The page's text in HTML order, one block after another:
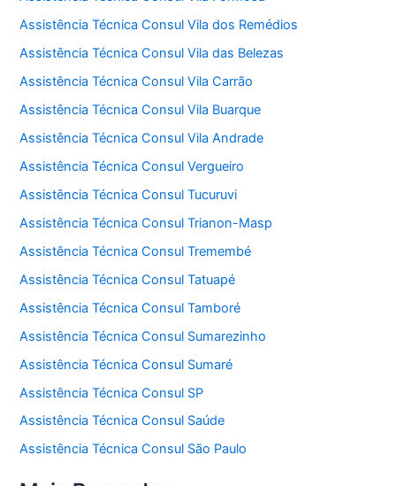
Assistência Técnica Consul Vila dos Remédios
Assistência Técnica Consul Vila das Belezas
Assistência Técnica Consul Vila Carrão
Assistência Técnica Consul Vila Buarque
Assistência Técnica Consul Vila Andrade
Assistência Técnica Consul Vergueiro
Assistência Técnica Consul Tucuruvi
Assistência Técnica Consul Trianon-Masp
Assistência Técnica Consul Tremembé
Assistência Técnica Consul Tatuapé
Assistência Técnica Consul Tamboré
Assistência Técnica Consul Sumarezinho
Assistência Técnica Consul Sumaré
Assistência Técnica Consul SP
Assistência Técnica Consul Saúde
Assistência Técnica Consul São Paulo